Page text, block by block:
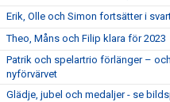
Erik, Olle och Simon fortsätter i
Theo, Måns och Filip klara för 2023
Patrik och spelartrio förlänger –
nyförvärvet
Glädje, jubel och medaljer - se